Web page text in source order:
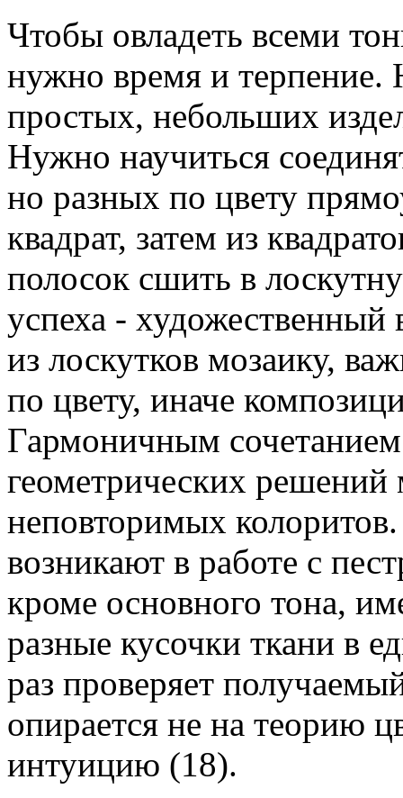
Чтобы овладеть всеми
нужно время и терпение.
простых, небольших
Нужно научиться
но разных по цвету
квадрат, затем из
полосок сшить в
успеха - художественный
из лоскутков мозаику,
по цвету, иначе
Гармоничным
геометрических решений
неповторимых
возникают в работе с
кроме основного тона,
разные кусочки ткани в
раз проверяет
опирается не на теорию
интуицию (18).